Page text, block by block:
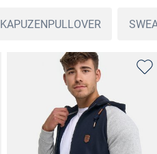
KAPUZENPULLOVER